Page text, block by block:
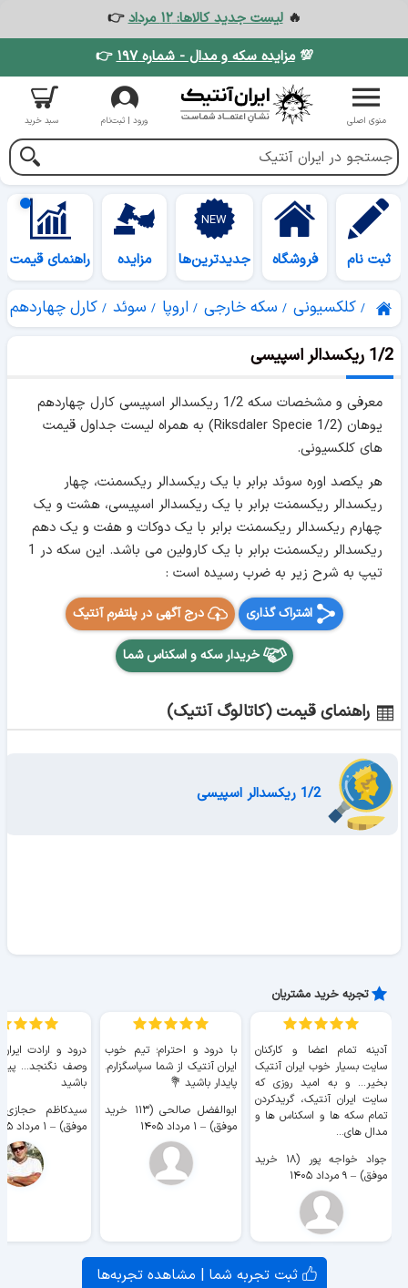
🔥لیست جدید کالاها: ۱۲ مرداد
👉
💯مزایده سکه و مدال - شماره ۱۹۷ 👉
منوی اصلی ورود | ثبت‌نام سبد خرید
ثبت نام فروشگاه جدیدترین‌ها مزایده راهنمای قیمت
کلکسیونی سکه خارجی اروپا سوئد کارل چهاردهم
1/2 ریکسدالر اسپیسی
معرفی و مشخصات سکه 1/2 ریکسدالر اسپیسی کارل چهاردهم
یوهان (1/2 Riksdaler Specie) به همراه لیست جداول قیمت
های کلکسیونی.
هر یکصد اوره سوئد برابر با یک ریکسدالر ریکسمنت، چهار
ریکسدالر ریکسمنت برابر با یک ریکسدالر اسپیسی، هشت و یک
چهارم ریکسدالر ریکسمنت برابر با یک دوکات و هفت و یک دهم
ریکسدالر ریکسمنت برابر با یک کارولین می باشد. این سکه در 1
تیپ به شرح زیر به ضرب رسیده است :
اشتراک گذاری درج آگهی در پلتفرم آنتیک
خریدار سکه و اسکناس شما
راهنمای قیمت (کاتالوگ آنتیک)
1/2 ریکسدالر اسپیسی
تجربه خرید مشتریان
آدینه تمام اعضا و کارکنان
سایت بسیار خوب ايران آنتیک
بخیر... و به امید روزی که
سایت ايران آنتیک، گریدکردن
تمام سکه ها و اسکناس ها و
مدال های...
جواد خواجه پور (۱۸ خرید
موفق) – ۹ مرداد ۱۴۰۵
با درود و احترام؛ تیم خوب
ایران آنتیک از شما سپاسگزارم.
پایدار باشید 💐
ابوالفضل صالحی (۱۱۳ خرید
موفق) – ۱ مرداد ۱۴۰۵
درود و ارادت
وصف نگنجد...
باشید
موفق) – ۱ مرداد ۱۴۰۵
ثبت تجربه شما | مشاهده تجربه‌ها